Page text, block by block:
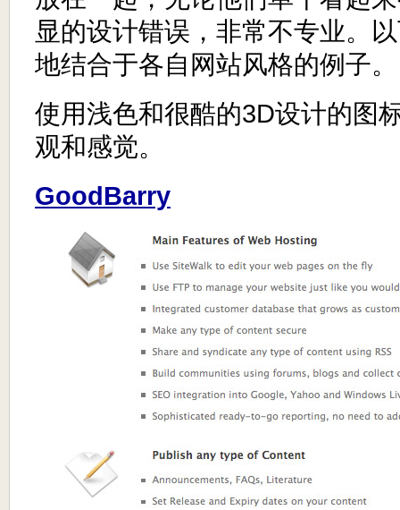
显的设计错误，非常不专业。
地结合于各自网站风格的例子。
使用浅色和很酷的3D设计的图
观和感觉。
GoodBarry